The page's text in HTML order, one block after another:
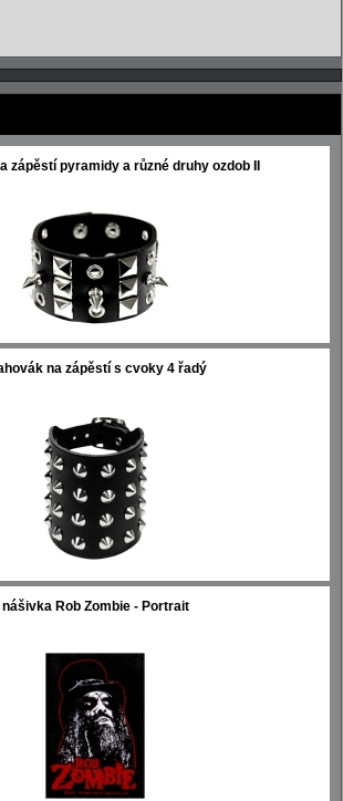
zápěstí pyramidy a různé druhy ozdob II
na zápěstí s cvoky 4 řadý
nášivka Rob Zombie - Portrait